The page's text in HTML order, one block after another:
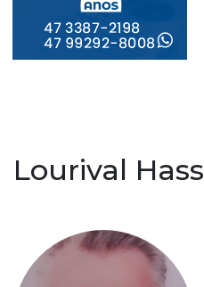
Lourival Hass